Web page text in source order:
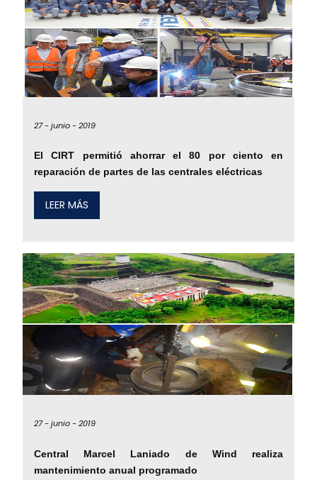
27 -junio -2019
El CIRT permitió ahorrar el 80 por ciento en
reparación de partes de las centrales eléctricas
LEER MÁS
27 -junio -2019
Central Marcel Laniado de Wind realiza
mantenimiento anual programado